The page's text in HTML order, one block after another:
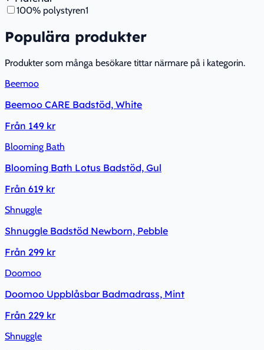
100% polystyren1
Populära produkter
Produkter som många besökare tittar närmare på i kategorin.
Beemoo
Beemoo CARE Badstöd, White
Från 149 kr
Blooming Bath
Blooming Bath Lotus Badstöd, Gul
Från 619 kr
Shnuggle
Shnuggle Badstöd Newborn, Pebble
Från 299 kr
Doomoo
Doomoo Uppblåsbar Badmadrass, Mint
Från 229 kr
Shnuggle